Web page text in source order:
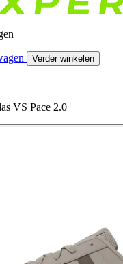
Verder winkelen
VS Pace 2.0